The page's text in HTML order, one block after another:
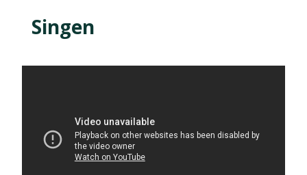
Singen